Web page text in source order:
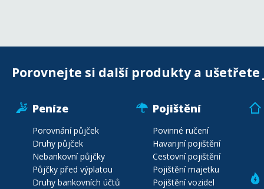
Porovnejte si další produkty a ušetřete
Peníze
Porovnání půjček
Druhy půjček
Nebankovní půjčky
Půjčky před výplatou
Druhy bankovních účtů
Pojištění
Povinné ručení
Havarijní pojištění
Cestovní pojištění
Pojištění majetku
Pojištění vozidel